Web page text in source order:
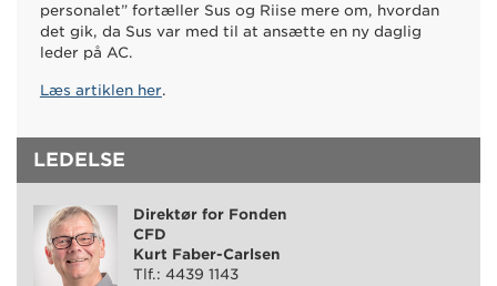
personalet” fortæller Sus og Riise mere om, hvordan
det gik, da Sus var med til at ansætte en ny daglig
leder på AC.
Læs artiklen her.
LEDELSE
Direktør for Fonden
CFD
Kurt Faber-Carlsen
Tlf.: 4439 1143